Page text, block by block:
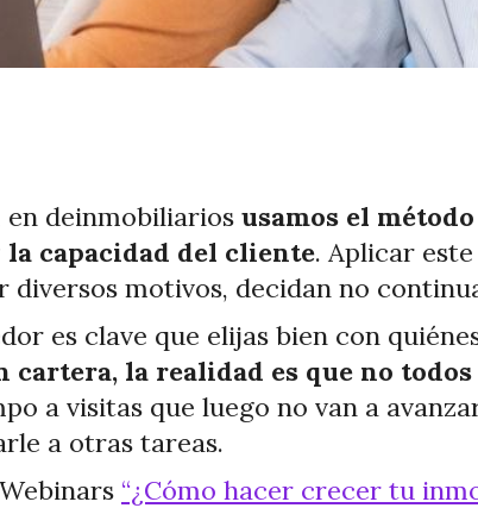
deinmobiliarios usamos el
capacidad del cliente. Aplicar
motivos, decidan no
es clave que elijas bien con
la realidad es que no
a visitas que luego no van a
a otras tareas.
“¿Cómo hacer crecer tu